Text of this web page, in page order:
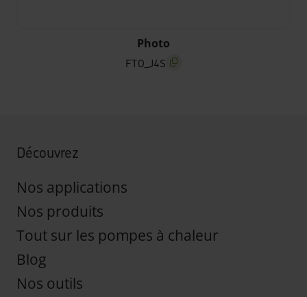
FTO_J4S
screenreader.copy title
Photo
Découvrez
Nos applications
Nos produits
Tout sur les pompes à chaleur
Blog
Nos outils